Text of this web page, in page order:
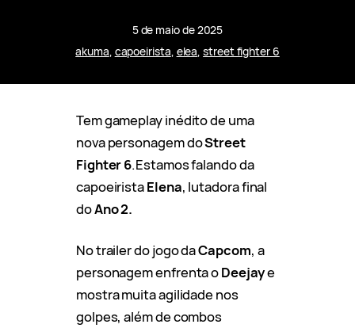
5 de maio de 2025
akuma, capoeirista, elea, street fighter 6
Tem gameplay inédito de uma
nova personagem doStreet
Fighter 6.Estamos falando da
capoeiristaElena, lutadora final
doAno 2.
No trailer do jogo daCapcom, a
personagem enfrenta oDeejaye
mostra muita agilidade nos
golpes, além de combos